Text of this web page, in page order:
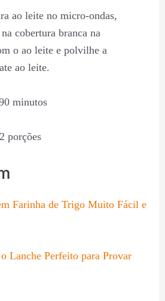
ao leite no micro-ondas,
cobertura branca na
o ao leite e polvilhe a
ao leite.
minutos
porções
Farinha de Trigo Muito Fácil e
Lanche Perfeito para Provar